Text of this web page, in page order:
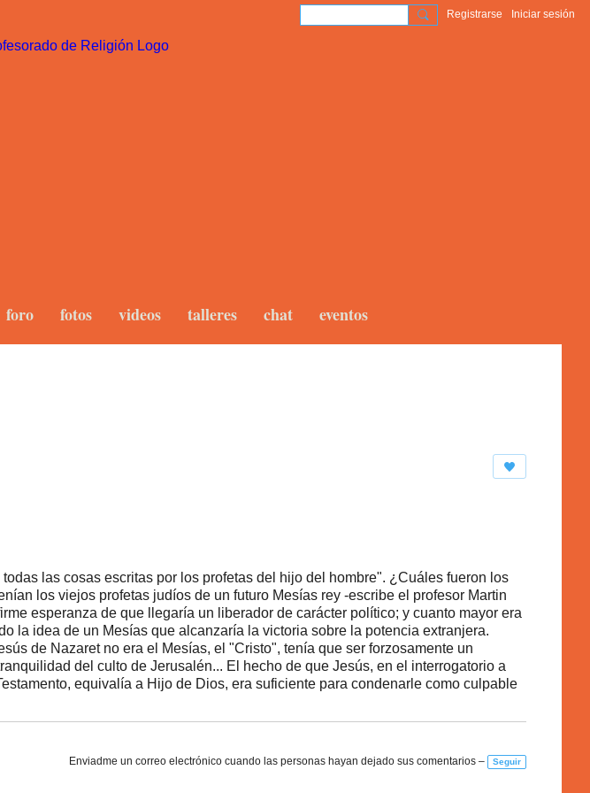
Registrarse Iniciar sesión
foro fotos videos talleres chat eventos
las cosas escritas por los profetas del hijo del hombre". ¿Cuáles fueron los
los viejos profetas judíos de un futuro Mesías rey -escribe el profesor Martin
esperanza de que llegaría un liberador de carácter político; y cuanto mayor era
la idea de un Mesías que alcanzaría la victoria sobre la potencia extranjera.
de Nazaret no era el Mesías, el "Cristo", tenía que ser forzosamente un
del culto de Jerusalén... El hecho de que Jesús, en el interrogatorio a
equivalía a Hijo de Dios, era suficiente para condenarle como culpable
Enviadme un correo electrónico cuando las personas hayan dejado sus comentarios – Seguir